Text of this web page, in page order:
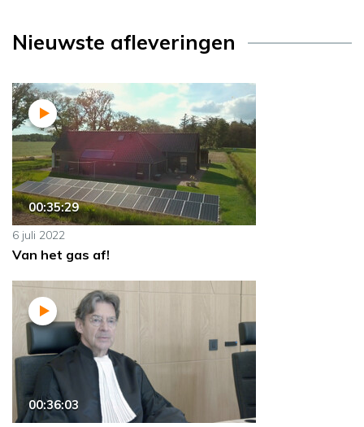
Nieuwste afleveringen
00:35:29
6 juli 2022
Van het gas af!
00:36:03